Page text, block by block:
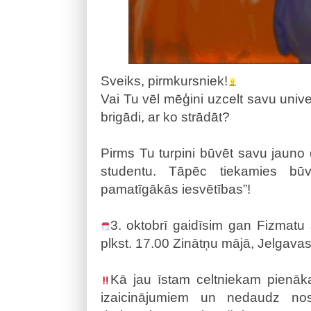
Sveiks, pirmkursniek!
Vai Tu vēl mēģini uzcelt savu
brigādi, ar ko strādāt?
Pirms Tu turpini būvēt savu
studentu. Tāpēc tiekamies
pamatīgākās iesvētības”!
3. oktobrī gaidīsim gan
plkst. 17.00 Zinātņu mājā,
Kā jau īstam celtniekam
izaicinājumiem un nedaudz